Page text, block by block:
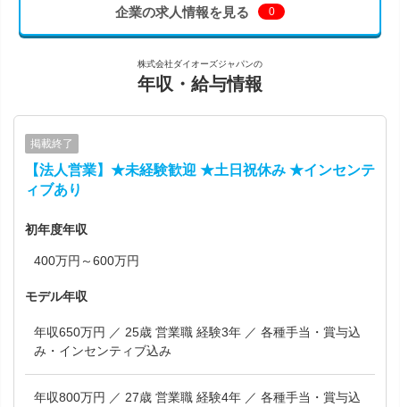
企業の求人情報を見る 0
株式会社ダイオーズジャパンの
年収・給与情報
掲載終了
【法人営業】★未経験歓迎 ★土日祝休み ★インセンテ
ィブあり
初年度年収
400万円～600万円
モデル年収
年収650万円 ／ 25歳 営業職 経験3年 ／ 各種手当・賞与込
み・インセンティブ込み
年収800万円 ／ 27歳 営業職 経験4年 ／ 各種手当・賞与込